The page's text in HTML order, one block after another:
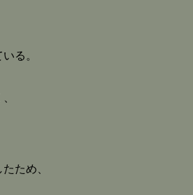
る。
ため、